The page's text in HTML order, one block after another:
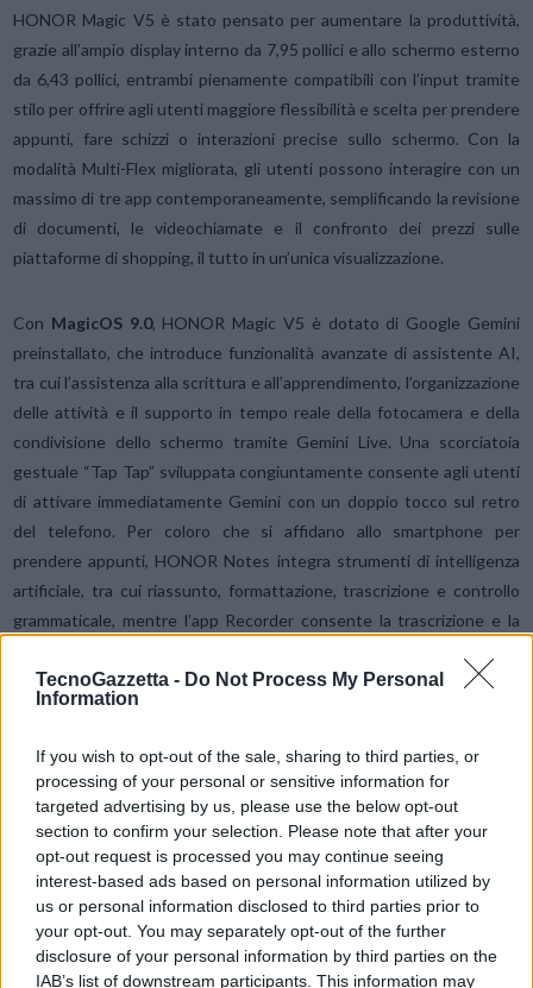
TecnoGazzetta - Do Not Process My Personal
Information
If you wish to opt-out of the sale, sharing to third parties, or
processing of your personal or sensitive information for
targeted advertising by us, please use the below opt-out
section to confirm your selection. Please note that after your
opt-out request is processed you may continue seeing
interest-based ads based on personal information utilized by
us or personal information disclosed to third parties prior to
your opt-out. You may separately opt-out of the further
disclosure of your personal information by third parties on the
IAB’s list of downstream participants. This information may
HONOR Magic V5 è stato pensato per aumentare la produttività,
grazie all’ampio display interno da 7,95 pollici e allo schermo esterno
da 6,43 pollici, entrambi pienamente compatibili con l’input tramite
stilo per offrire agli utenti maggiore flessibilità e scelta per prendere
appunti, fare schizzi o interazioni precise sullo schermo. Con la
modalità Multi-Flex migliorata, gli utenti possono interagire con un
massimo di tre app contemporaneamente, semplificando la revisione
di documenti, le videochiamate e il confronto dei prezzi sulle
piattaforme di shopping, il tutto in un’unica visualizzazione.
Con MagicOS 9.0, HONOR Magic V5 è dotato di Google Gemini
preinstallato, che introduce funzionalità avanzate di assistente AI,
tra cui l’assistenza alla scrittura e all’apprendimento, l’organizzazione
delle attività e il supporto in tempo reale della fotocamera e della
condivisione dello schermo tramite Gemini Live. Una scorciatoia
gestuale “Tap Tap” sviluppata congiuntamente consente agli utenti
di attivare immediatamente Gemini con un doppio tocco sul retro
del telefono. Per coloro che si affidano allo smartphone per
prendere appunti, HONOR Notes integra strumenti di intelligenza
artificiale, tra cui riassunto, formattazione, trascrizione e controllo
grammaticale, mentre l’app Recorder consente la trascrizione e la
un’esperienza pieghevole di livello superiore, combinando la potenza
dell’intelligenza artificiale con la versatilità di un dispositivo a grande
Liberate la creatività e migliorate la comunicazione
con gli strumenti avanzati dell’IA
Oltre alla produttività, l’HONOR Magic V5 apre nuove strade per la
creatività e la comunicazione grazie alla suite AI sul dispositivo e nel
cloud. AI Image to Video, basato sul modello AI Veo di Google,
trasforma foto statiche in videoclip dinamici e realistici in meno di un